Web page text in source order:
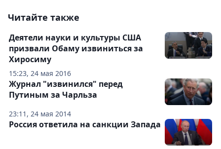
Читайте также
15:23, 24 мая 2016
Деятели науки и культуры США
призвали Обаму извиниться за
Хиросиму
23:11, 24 мая 2014
Журнал "извинился" перед
Путиным за Чарльза
Россия ответила на санкции Запада